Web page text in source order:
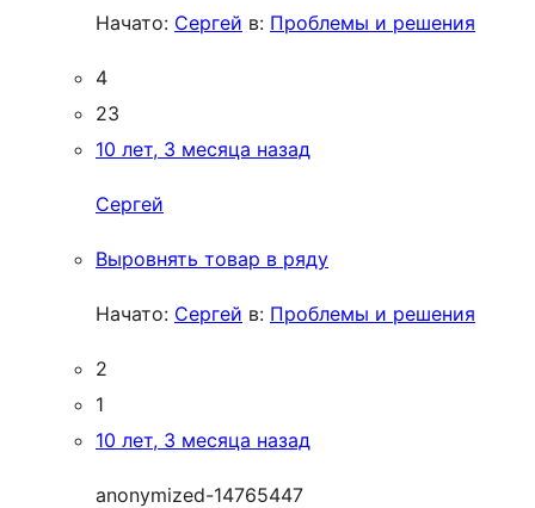
Начато: Сергей в: Проблемы и решения
4
23
10 лет, 3 месяца назад
Сергей
Выровнять товар в ряду
Начато: Сергей в: Проблемы и решения
2
1
10 лет, 3 месяца назад
anonymized-14765447